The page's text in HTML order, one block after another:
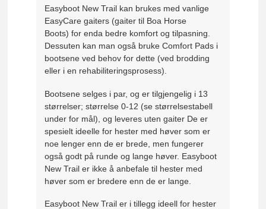
Easyboot New Trail kan brukes med vanlige
EasyCare gaiters (gaiter til Boa Horse
Boots) for enda bedre komfort og tilpasning.
Dessuten kan man også bruke Comfort Pads i
bootsene ved behov for dette (ved brodding
eller i en rehabiliteringsprosess).
Bootsene selges i par, og er tilgjengelig i 13
størrelser; størrelse 0-12 (se størrelsestabell
under for mål), og leveres uten gaiter De er
spesielt ideelle for hester med høver som er
noe lenger enn de er brede, men fungerer
også godt på runde og lange høver. Easyboot
New Trail er ikke å anbefale til hester med
høver som er bredere enn de er lange.
Easyboot New Trail er i tillegg ideell for hester